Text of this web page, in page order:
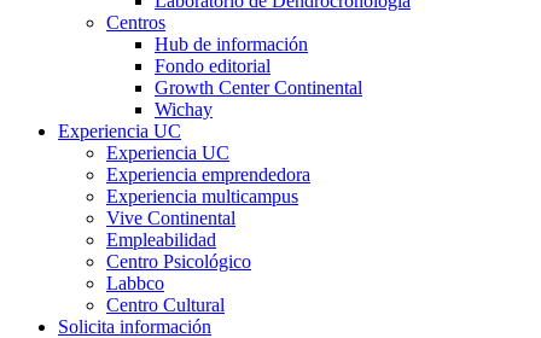
Centros
Hub de información
Fondo editorial
Growth Center Continental
Wichay
Experiencia UC
Experiencia UC
Experiencia emprendedora
Experiencia multicampus
Vive Continental
Empleabilidad
Centro Psicológico
Labbco
Centro Cultural
Solicita información